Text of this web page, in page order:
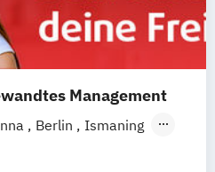
Management
Berlin
Ismaning